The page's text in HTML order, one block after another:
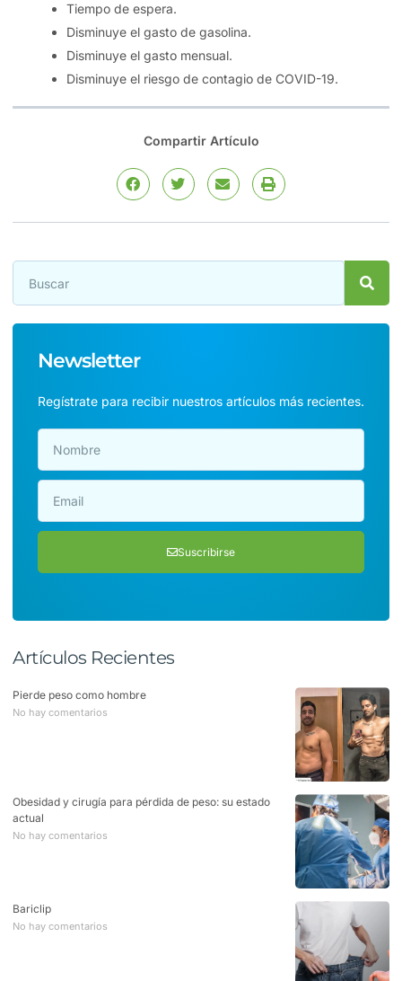
Tiempo de espera.
Disminuye el gasto de gasolina.
Disminuye el gasto mensual.
Disminuye el riesgo de contagio de COVID-19.
Compartir Artículo
Newsletter
Regístrate para recibir nuestros artículos más recientes.
Suscribirse
Artículos Recientes
Pierde peso como hombre
No hay comentarios
Obesidad y cirugía para pérdida de peso: su estado
actual
No hay comentarios
Bariclip
No hay comentarios